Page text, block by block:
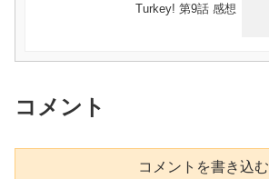
Turkey! 第9話 感想
コメント
コメントを書き込む